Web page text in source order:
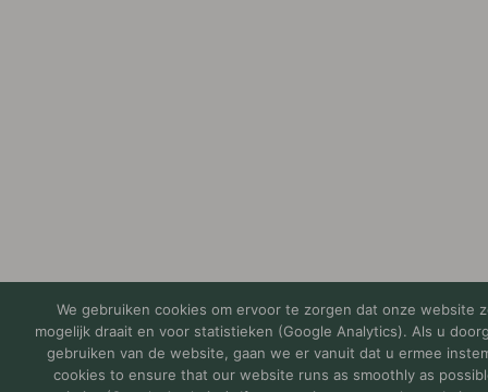
We gebruiken cookies om ervoor te zorgen dat onze website
mogelijk draait en voor statistieken (Google Analytics). Als u
gebruiken van de website, gaan we er vanuit dat u ermee
cookies to ensure that our website runs as smoothly as